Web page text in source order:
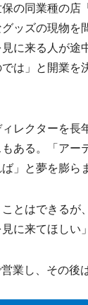
の同業種の店
ッズの現物を
に来る人が途
は」と開業を
レクターを長
ある。「アー
」と夢を膨ら
とはできるが
に来てほしい
し、その後